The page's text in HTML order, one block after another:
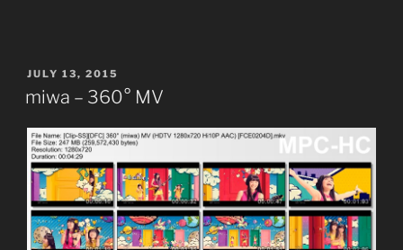
POSTED
ON
JULY 13, 2015
miwa – 360° MV